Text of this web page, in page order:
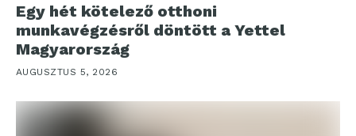
Egy hét kötelező otthoni
munkavégzésről döntött a Yettel
Magyarország
AUGUSZTUS 5, 2026